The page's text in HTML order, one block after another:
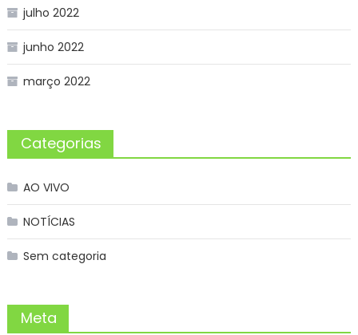
julho 2022
junho 2022
março 2022
Categorias
AO VIVO
NOTÍCIAS
Sem categoria
Meta